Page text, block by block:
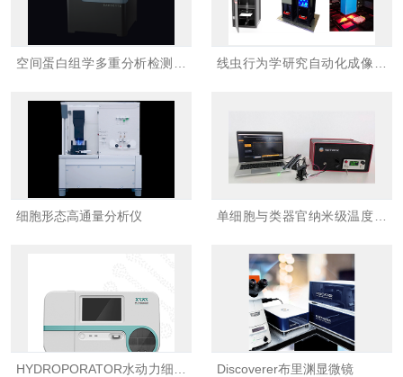
空间蛋白组学多重分析检测系
线虫行为学研究自动化成像实
细胞形态高通量分析仪
单细胞与类器官纳米级温度调
HYDROPORATOR水动力细胞
Discoverer布里渊显微镜